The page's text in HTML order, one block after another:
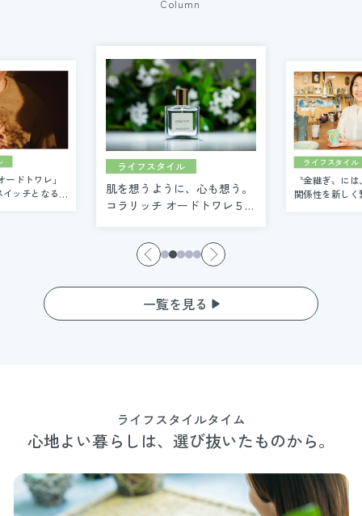
Column
ドトワレ」
ッチとなる私
ライフスタイル
肌を想うように、心も想う。
コラリッチ オードトワレ５つ
ライフスタイル
〝金継ぎ〟に
関係性を新し
一覧を見る
ライフスタイルタイム
心地よい暮らしは、選び抜いたものから。